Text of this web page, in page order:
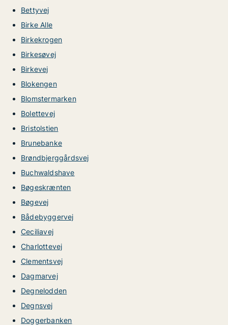
Bettyvej
Birke Alle
Birkekrogen
Birkesøvej
Birkevej
Blokengen
Blomstermarken
Bolettevej
Bristolstien
Brunebanke
Brøndbjerggårdsvej
Buchwaldshave
Bøgeskrænten
Bøgevej
Bådebyggervej
Ceciliavej
Charlottevej
Clementsvej
Dagmarvej
Degnelodden
Degnsvej
Doggerbanken